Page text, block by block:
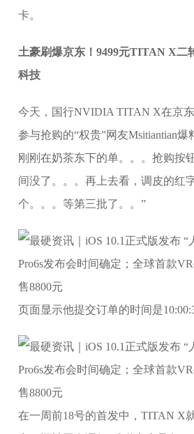
卡。
土豪刷爆京东！9499元TITAN X二
科技
今天，国行NVIDIA TITAN X在京
参与抢购的“权贵”网友Msitiantian
刚刚在奶茶东下的单。。。抢购按
间没了。。。再上去看，调皮的红
个。。。等第三批了。。”
页面显示他提交订单的时间是
在一周前18号的首发中，TITAN X